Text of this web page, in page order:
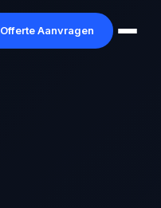
Offerte Aanvragen